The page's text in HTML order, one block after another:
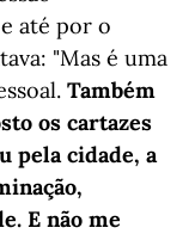
até por o
"Mas é uma
Também
os cartazes
pela cidade, a
E não me